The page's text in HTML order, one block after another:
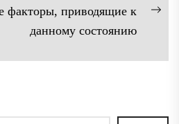
факторы, приводящие к
данному состоянию